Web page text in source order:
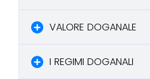
VALORE DOGANALE
I REGIMI DOGANALI